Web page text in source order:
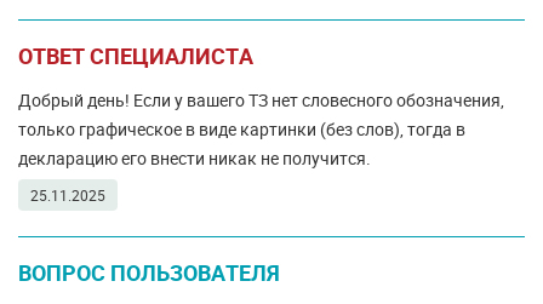
ОТВЕТ СПЕЦИАЛИСТА
Добрый день! Если у вашего ТЗ нет словесного обозначения,
только графическое в виде картинки (без слов), тогда в
декларацию его внести никак не получится.
25.11.2025
ВОПРОС ПОЛЬЗОВАТЕЛЯ